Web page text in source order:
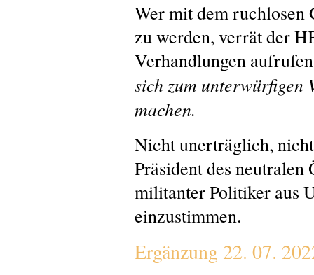
Wer mit dem ruchlosen
zu werden, verrät der
Verhandlungen
sich zum unterwürfigen
machen.
Nicht unerträglich,
Präsident des
militanter Politiker aus
einzustimmen.
Ergänzung 22. 07.